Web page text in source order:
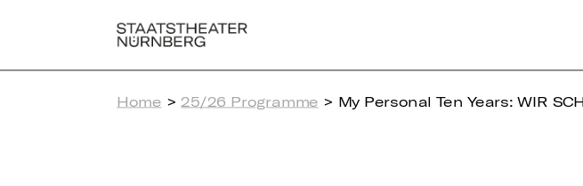
Home > 25/26 Programme > My Personal Ten Years: WIR